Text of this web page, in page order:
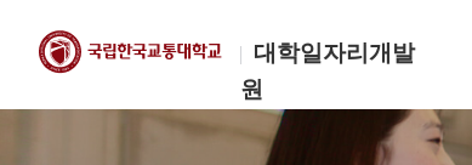
대학일자리개발
원